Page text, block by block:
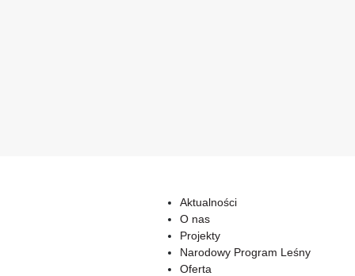
Aktualności
O nas
Projekty
Narodowy Program Leśny
Oferta